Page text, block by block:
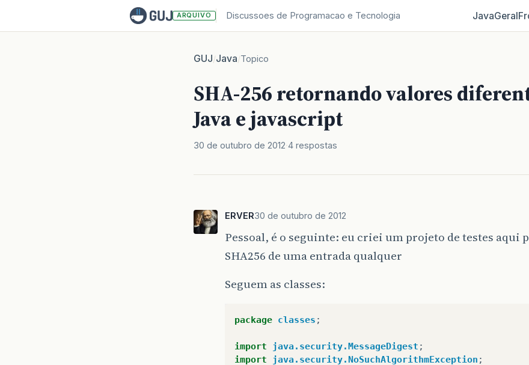
ARQUIVO Discussoes de Programacao e Tecnologia JavaGeral
GUJ/Java/Topico
SHA-256 retornando valores
Java e javascript
30 de outubro de 2012 4 respostas
ERVER30 de outubro de 2012
Pessoal, é o seguinte: eu criei um projeto de testes aqui
SHA256 de uma entrada qualquer
Seguem as classes:
package classes ;
import java.security.MessageDigest ;
import
java.security.NoSuchAlgorithmException ;